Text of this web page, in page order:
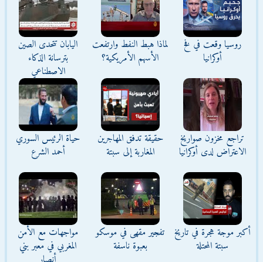
روسيا وقعت في فخ
أوكرانيا
لماذا هبط النفط وارتفعت
الأسهم الأمريكية؟
اليابان تتحدى الصين
بترسانة الذكاء
الاصطناعي
تراجع مخزون صواريخ
الاعتراض لدى أوكرانيا
حقيقة تدفق المهاجرين
المغاربة إلى سبتة
حياة الرئيس السوري
أحمد الشرع
أكبر موجة هجرة في تاريخ
سبتة المحتلة
تفجير مقهى في موسكو
بعبوة ناسفة
مواجهات مع الأمن
المغربي في معبر بني